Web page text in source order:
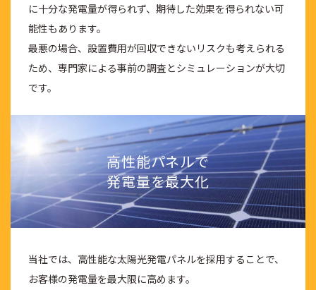
に十分な発電量が得られず、期待した効果を得られない可
能性もあります。
最悪の場合、設置費用が回収できないリスクも考えられる
ため、専門家による事前の調査とシミュレーションが大切
です。
高性能パネルで
発電量を最大化
当社では、高性能な太陽光発電パネルを採用することで、
お客様の発電量を最大限に高めます。